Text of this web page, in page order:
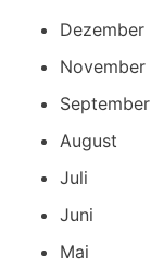
Dezember
November
September
August
Juli
Juni
Mai